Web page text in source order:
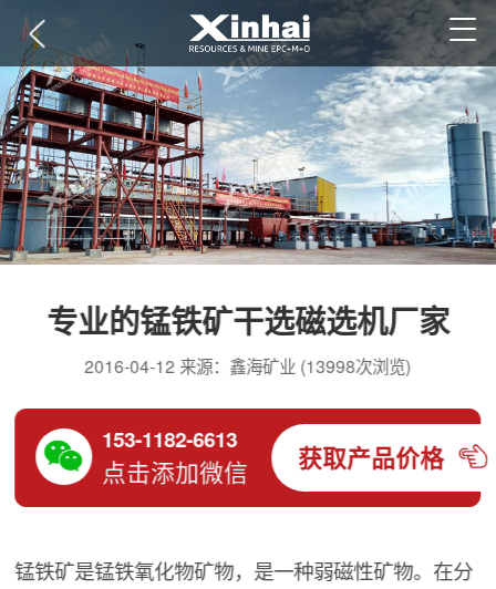
专业的锰铁矿干选磁选机厂家
2016-04-12 来源：鑫海矿业 (13998次浏览)
153-1182-6613
点击添加微信 获取产品价格
锰铁矿是锰铁氧化物矿物，是一种弱磁性矿物。在分